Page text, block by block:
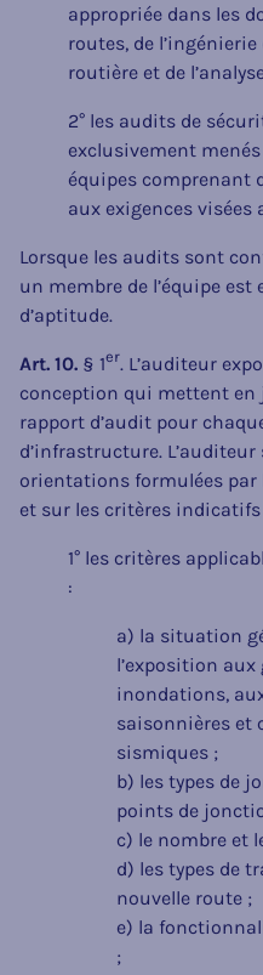
appropriée dans les
routes, de
routière et de
2° les audits de
exclusivement
équipes comprenant
aux exigences visées
Lorsque les audits sont
un membre de l’équipe
d’aptitude.
Art. 10. § 1er. L’auditeur
conception qui mettent en
rapport d’audit pour
d’infrastructure.
orientations formulées
et sur les critères
1° les critères
:
a) la situation
l’exposition
inondations,
saisonnières et
sismiques ;
b) les types de
points de
c) le nombre et
d) les types de
nouvelle route ;
e) la
;